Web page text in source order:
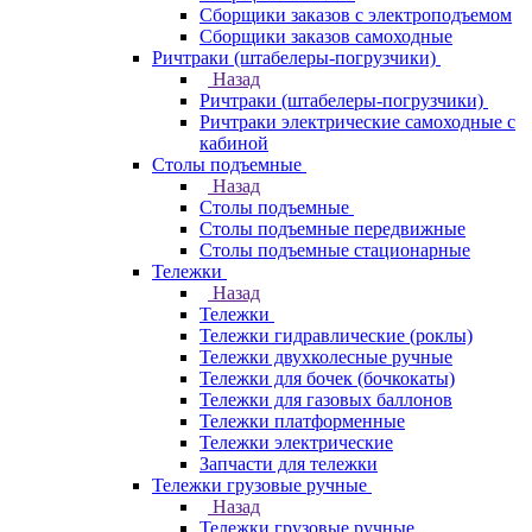
Сборщики заказов с электроподъемом
Сборщики заказов самоходные
Ричтраки (штабелеры-погрузчики)
Назад
Ричтраки (штабелеры-погрузчики)
Ричтраки электрические самоходные с
кабиной
Столы подъемные
Назад
Столы подъемные
Столы подъемные передвижные
Столы подъемные стационарные
Тележки
Назад
Тележки
Тележки гидравлические (роклы)
Тележки двухколесные ручные
Тележки для бочек (бочкокаты)
Тележки для газовых баллонов
Тележки платформенные
Тележки электрические
Запчасти для тележки
Тележки грузовые ручные
Назад
Тележки грузовые ручные